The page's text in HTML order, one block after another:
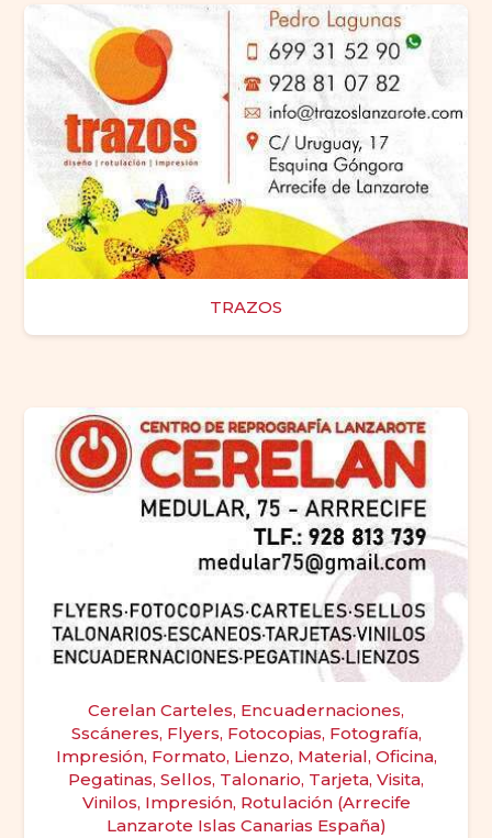
TRAZOS
Cerelan Carteles, Encuadernaciones,
Sscáneres, Flyers, Fotocopias, Fotografía,
Impresión, Formato, Lienzo, Material, Oficina,
Pegatinas, Sellos, Talonario, Tarjeta, Visita,
Vinilos, Impresión, Rotulación (Arrecife
Lanzarote Islas Canarias España)